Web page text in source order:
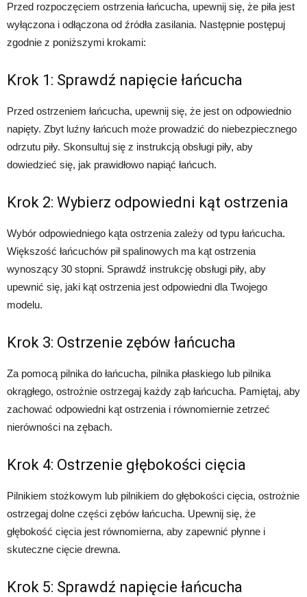
Przed rozpoczęciem ostrzenia łańcucha, upewnij się, że piła jest
wyłączona i odłączona od źródła zasilania. Następnie postępuj
zgodnie z poniższymi krokami:
Krok 1: Sprawdź napięcie łańcucha
Przed ostrzeniem łańcucha, upewnij się, że jest on odpowiednio
napięty. Zbyt luźny łańcuch może prowadzić do niebezpiecznego
odrzutu piły. Skonsultuj się z instrukcją obsługi piły, aby
dowiedzieć się, jak prawidłowo napiąć łańcuch.
Krok 2: Wybierz odpowiedni kąt ostrzenia
Wybór odpowiedniego kąta ostrzenia zależy od typu łańcucha.
Większość łańcuchów pił spalinowych ma kąt ostrzenia
wynoszący 30 stopni. Sprawdź instrukcję obsługi piły, aby
upewnić się, jaki kąt ostrzenia jest odpowiedni dla Twojego
modelu.
Krok 3: Ostrzenie zębów łańcucha
Za pomocą pilnika do łańcucha, pilnika płaskiego lub pilnika
okrągłego, ostrożnie ostrzegaj każdy ząb łańcucha. Pamiętaj, aby
zachować odpowiedni kąt ostrzenia i równomiernie zetrzeć
nierówności na zębach.
Krok 4: Ostrzenie głębokości cięcia
Pilnikiem stożkowym lub pilnikiem do głębokości cięcia, ostrożnie
ostrzegaj dolne części zębów łańcucha. Upewnij się, że
głębokość cięcia jest równomierna, aby zapewnić płynne i
skuteczne cięcie drewna.
Krok 5: Sprawdź napięcie łańcucha